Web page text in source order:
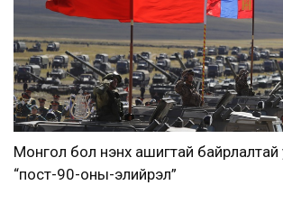
Монгол бол үнэнхүү ашигтай
“пост-90-оны-элийрэл”